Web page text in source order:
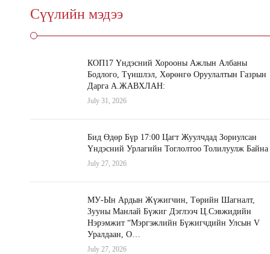
Сүүлийн мэдээ
КОП17 Үндэсний Хорооны Ажлын Албаны
Бодлого, Түншлэл, Хөрөнгө Оруулалтын Газрын
Дарга А.ЖАВХЛАН:
July 31, 2026
Бид Өдөр Бүр 17:00 Цагт Жуулчдад Зориулсан
Үндэсний Урлагийн Тоглолтоо Толилуулж Байна
July 27, 2026
МУ-Ын Ардын Жүжигчин, Төрийн Шагналт,
Зууны Манлай Бүжиг Дэглээч Ц.Сэвжидийн
Нэрэмжит “Мэргэжлийн Бүжигчдийн Улсын V
Уралдаан, О…
July 27, 2026